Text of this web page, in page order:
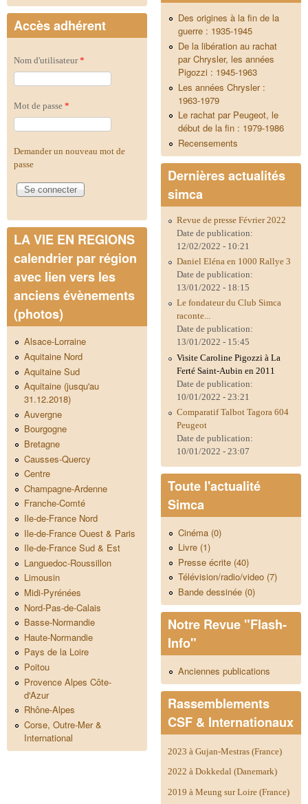
Accès adhérent
Nom d'utilisateur*
Mot de passe *
Demander un nouveau mot de
passe
LA VIE EN REGIONS
calendrier par région
avec lien vers les
anciens évènements
(photos)
Alsace-Lorraine
Aquitaine Nord
Aquitaine Sud
Aquitaine (jusqu'au
31.12.2018)
Auvergne
Bourgogne
Bretagne
Causses-Quercy
Centre
Champagne-Ardenne
Franche-Comté
Ile-de-France Nord
Ile-de-France Ouest & Paris
Ile-de-France Sud & Est
Languedoc-Roussillon
Limousin
Midi-Pyrénées
Nord-Pas-de-Calais
Basse-Normandie
Haute-Normandie
Pays de la Loire
Poitou
Provence Alpes Côte-
d'Azur
Rhône-Alpes
Corse, Outre-Mer &
International
Des origines à la fin de la
guerre : 1935-1945
De la libération au rachat
par Chrysler, les années
Pigozzi : 1945-1963
Les années Chrysler :
1963-1979
Le rachat par Peugeot, le
début de la fin : 1979-1986
Recensements
Dernières actualités
simca
Revue de presse Février 2022
Date de publication:
12/02/2022 - 10:21
Daniel Eléna en 1000 Rallye 3
Date de publication:
13/01/2022 - 18:15
Le fondateur du Club Simca
raconte...
Date de publication:
13/01/2022 - 15:45
Visite Caroline Pigozzi à La
Ferté Saint-Aubin en 2011
Date de publication:
10/01/2022 - 23:21
Comparatif Talbot Tagora 604
Peugeot
Date de publication:
10/01/2022 - 23:07
Toute l'actualité
Simca
Cinéma (0)
Livre (1)
Presse écrite (40)
Télévision/radio/video (7)
Bande dessinée (0)
Notre Revue "Flash-
Info"
Anciennes publications
Rassemblements
CSF & Internationaux
2023 à Gujan-Mestras (France)
2022 à Dokkedal (Danemark)
2019 à Meung sur Loire (France)